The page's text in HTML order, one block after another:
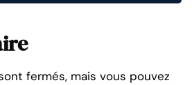
fermés, mais vous pouvez